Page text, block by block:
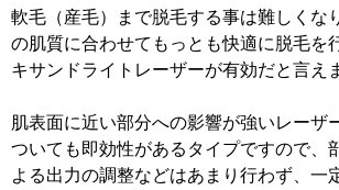
軟毛（産毛）まで脱毛する事は難しくな
の肌質に合わせてもっとも快適に脱毛を
キサンドライトレーザーが有効だと言え
肌表面に近い部分への影響が強いレーザ
ついても即効性があるタイプですので、
よる出力の調整などはあまり行わず、一